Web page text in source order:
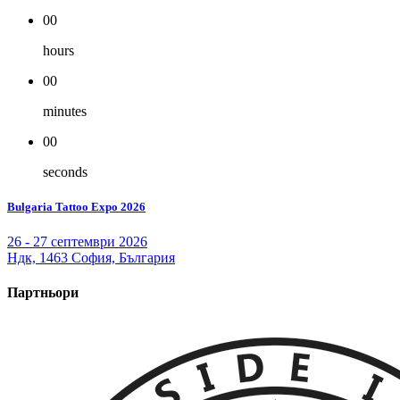
00
hours
00
minutes
00
seconds
Bulgaria Tattoo Expo 2026
26 - 27 септември 2026
Ндк, 1463 София, България
Партньори